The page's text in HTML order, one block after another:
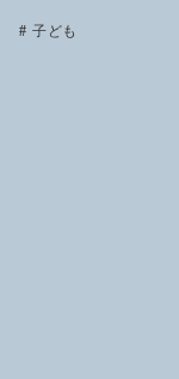
子ども